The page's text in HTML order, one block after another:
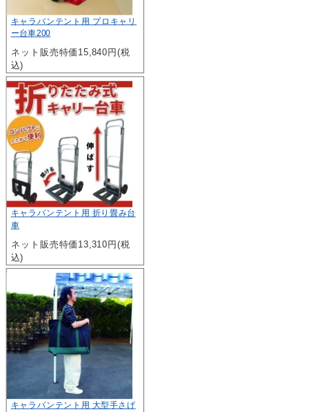
キャラバンテント用 プロキャリ
ー台車200
ネット販売特価15,840円(税
込)
キャラバンテント用 折り畳み台
車
ネット販売特価13,310円(税
込)
キャラバンテント用 大型手さげ